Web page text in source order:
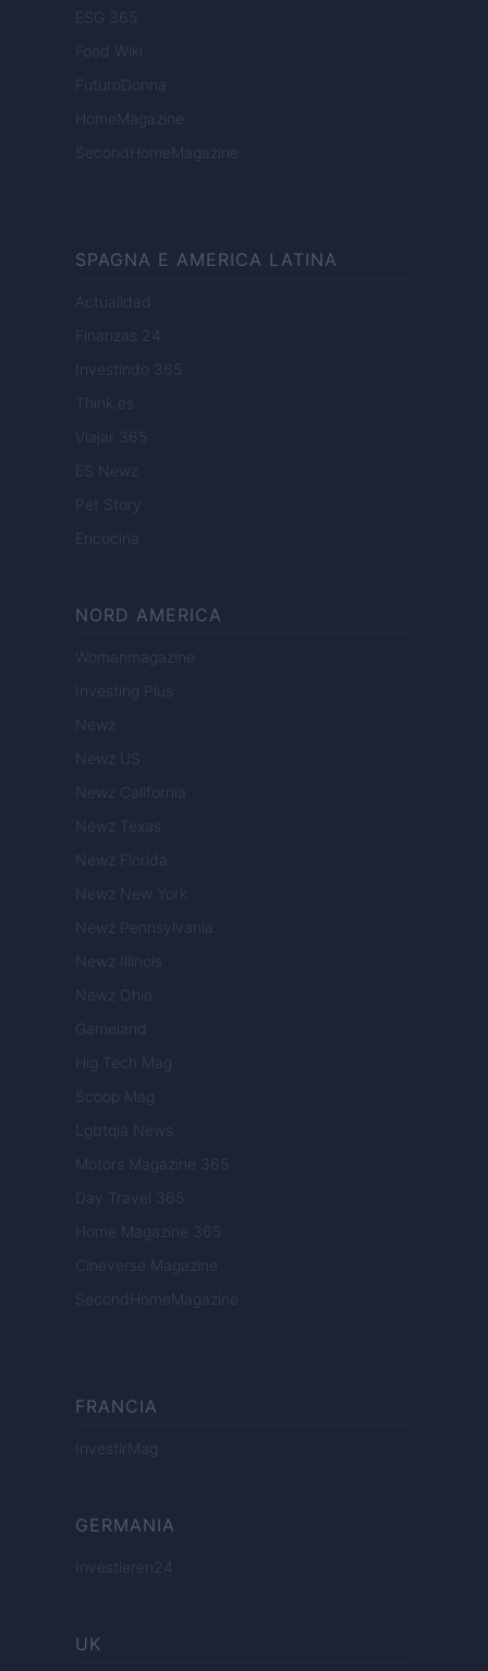
ESG 365
Food Wiki
FuturoDonna
HomeMagazine
SecondHomeMagazine
SPAGNA E AMERICA LATINA
Actualidad
Finanzas 24
Investindo 365
Think.es
Viajar 365
ES Newz
Pet Story
Encocina
NORD AMERICA
Womanmagazine
Investing Plus
Newz
Newz US
Newz California
Newz Texas
Newz Florida
Newz New York
Newz Pennsylvania
Newz Illinois
Newz Ohio
Gameland
Hig Tech Mag
Scoop Mag
Lgbtqia News
Motors Magazine 365
Day Travel 365
Home Magazine 365
Cineverse Magazine
SecondHomeMagazine
FRANCIA
InvestirMag
GERMANIA
Investieren24
UK